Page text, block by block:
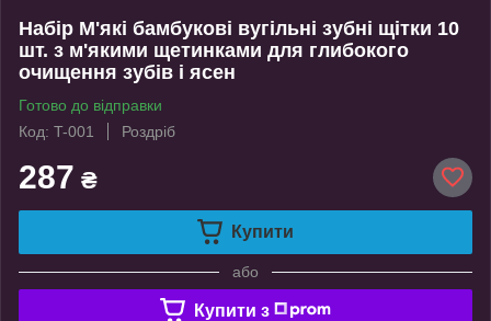
Набір М'які бамбукові вугільні зубні щітки 10
шт. з м'якими щетинками для глибокого
очищення зубів і ясен
Готово до відправки
Код: T-001
Роздріб
287 ₴
Купити
або
Купити з